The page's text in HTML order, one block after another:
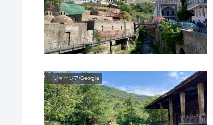
・ジョージア/Georgia